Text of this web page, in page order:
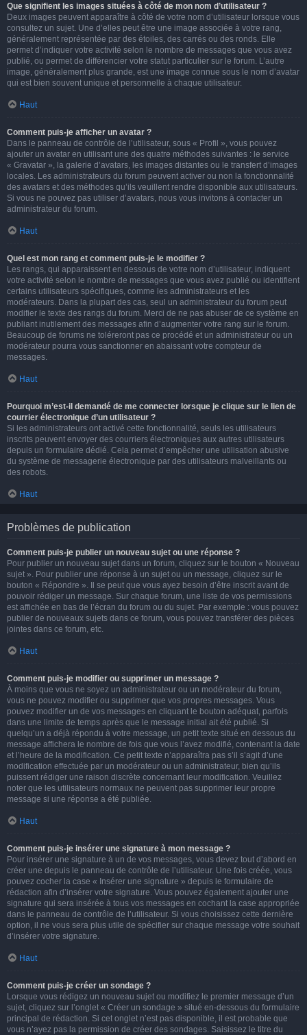
Que signifient les images situées à côté de mon nom d’utilisateur ?
Deux images peuvent apparaître à côté de votre nom d’utilisateur lorsque vous
consultez un sujet. Une d’elles peut être une image associée à votre rang,
généralement représentée par des étoiles, des carrés ou des ronds. Elle
permet d’indiquer votre activité selon le nombre de messages que vous avez
publié, ou permet de différencier votre statut particulier sur le forum. L’autre
image, généralement plus grande, est une image connue sous le nom d’avatar
qui est bien souvent unique et personnelle à chaque utilisateur.
Haut
Comment puis-je afficher un avatar ?
Dans le panneau de contrôle de l’utilisateur, sous « Profil », vous pouvez
ajouter un avatar en utilisant une des quatre méthodes suivantes : le service
« Gravatar », la galerie d’avatars, les images distantes ou le transfert d’images
locales. Les administrateurs du forum peuvent activer ou non la fonctionnalité
des avatars et des méthodes qu’ils veuillent rendre disponible aux utilisateurs.
Si vous ne pouvez pas utiliser d’avatars, nous vous invitons à contacter un
administrateur du forum.
Haut
Quel est mon rang et comment puis-je le modifier ?
Les rangs, qui apparaissent en dessous de votre nom d’utilisateur, indiquent
votre activité selon le nombre de messages que vous avez publié ou identifient
certains utilisateurs spécifiques, comme les administrateurs et les
modérateurs. Dans la plupart des cas, seul un administrateur du forum peut
modifier le texte des rangs du forum. Merci de ne pas abuser de ce système en
publiant inutilement des messages afin d’augmenter votre rang sur le forum.
Beaucoup de forums ne toléreront pas ce procédé et un administrateur ou un
modérateur pourra vous sanctionner en abaissant votre compteur de
messages.
Haut
Pourquoi m’est-il demandé de me connecter lorsque je clique sur le lien de
courrier électronique d’un utilisateur ?
Si les administrateurs ont activé cette fonctionnalité, seuls les utilisateurs
inscrits peuvent envoyer des courriers électroniques aux autres utilisateurs
depuis un formulaire dédié. Cela permet d’empêcher une utilisation abusive
du système de messagerie électronique par des utilisateurs malveillants ou
des robots.
Haut
Problèmes de publication
Comment puis-je publier un nouveau sujet ou une réponse ?
Pour publier un nouveau sujet dans un forum, cliquez sur le bouton « Nouveau
sujet ». Pour publier une réponse à un sujet ou un message, cliquez sur le
bouton « Répondre ». Il se peut que vous ayez besoin d’être inscrit avant de
pouvoir rédiger un message. Sur chaque forum, une liste de vos permissions
est affichée en bas de l’écran du forum ou du sujet. Par exemple : vous pouvez
publier de nouveaux sujets dans ce forum, vous pouvez transférer des pièces
jointes dans ce forum, etc.
Haut
Comment puis-je modifier ou supprimer un message ?
À moins que vous ne soyez un administrateur ou un modérateur du forum,
vous ne pouvez modifier ou supprimer que vos propres messages. Vous
pouvez modifier un de vos messages en cliquant le bouton adéquat, parfois
dans une limite de temps après que le message initial ait été publié. Si
quelqu’un a déjà répondu à votre message, un petit texte situé en dessous du
message affichera le nombre de fois que vous l’avez modifié, contenant la date
et l’heure de la modification. Ce petit texte n’apparaîtra pas s’il s’agit d’une
modification effectuée par un modérateur ou un administrateur, bien qu’ils
puissent rédiger une raison discrète concernant leur modification. Veuillez
noter que les utilisateurs normaux ne peuvent pas supprimer leur propre
message si une réponse a été publiée.
Haut
Comment puis-je insérer une signature à mon message ?
Pour insérer une signature à un de vos messages, vous devez tout d’abord en
créer une depuis le panneau de contrôle de l’utilisateur. Une fois créée, vous
pouvez cocher la case « Insérer une signature » depuis le formulaire de
rédaction afin d’insérer votre signature. Vous pouvez également ajouter une
signature qui sera insérée à tous vos messages en cochant la case appropriée
dans le panneau de contrôle de l’utilisateur. Si vous choisissez cette dernière
option, il ne vous sera plus utile de spécifier sur chaque message votre souhait
d’insérer votre signature.
Haut
Comment puis-je créer un sondage ?
Lorsque vous rédigez un nouveau sujet ou modifiez le premier message d’un
sujet, cliquez sur l’onglet « Créer un sondage » situé en-dessous du formulaire
principal de rédaction. Si cet onglet n’est pas disponible, il est probable que
vous n’ayez pas la permission de créer des sondages. Saisissez le titre du